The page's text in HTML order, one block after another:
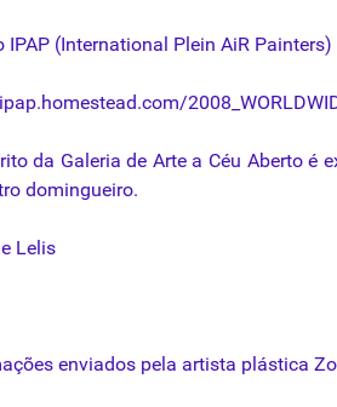
IPAP (International Plein AiR Painters)
ipap.homestead.com/
da Galeria de Artea Céu Abertoé
domingueiro.
Lelis
enviados pela artista plástica